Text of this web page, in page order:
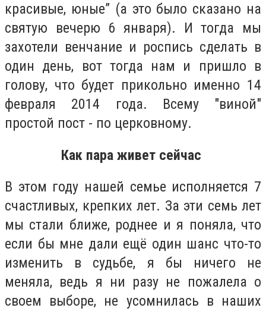
красивые, юные” (а это было сказано на
святую вечерю 6 января). И тогда мы
захотели венчание и роспись сделать в
один день, вот тогда нам и пришло в
голову, что будет прикольно именно 14
февраля 2014 года. Всему "виной"
простой пост - по церковному.
Как пара живет сейчас
В этом году нашей семье исполняется 7
счастливых, крепких лет. За эти семь лет
мы стали ближе, роднее и я поняла, что
если бы мне дали ещё один шанс что-то
изменить в судьбе, я бы ничего не
меняла, ведь я ни разу не пожалела о
своем выборе, не усомнилась в наших